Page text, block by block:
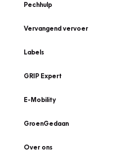
Pechhulp
Vervangend vervoer
Labels
GRIP Expert
E-Mobility
GroenGedaan
Over ons